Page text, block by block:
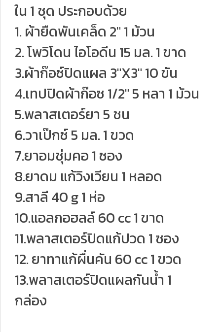
ใน 1 ชุด ประกอบด้วย
1. ผ้ายืดพันเคล็ด 2" 1 ม้วน
2. โพวิโดน ไอโอดีน 15 มล. 1 ขาด
3.ผ้าก๊อซ์ปิดแผล 3"X3" 10 ขัน
4.เทปปิดผ้าก๊อซ 1/2" 5 หลา 1 ม้วน
5.พลาสเตอร์ยา 5 ชน
6.วาเป๊กซ์ 5 มล. 1 ขวด
7.ยาอมชุ่มคอ 1 ซอง
8.ยาดม แก้วิงเวียน 1 หลอด
9.สาลี 40 g 1 ห่อ
10.แอลกอฮลล์ 60 cc 1 ขาด
11.พลาสเตอร์ปิดแก้ปวด 1 ซอง
12. ยาทาแก้ผื่นคัน 60 cc 1 ขวด
13.พลาสเตอร์ปิดแผลกันน้ำ 1
กล่อง